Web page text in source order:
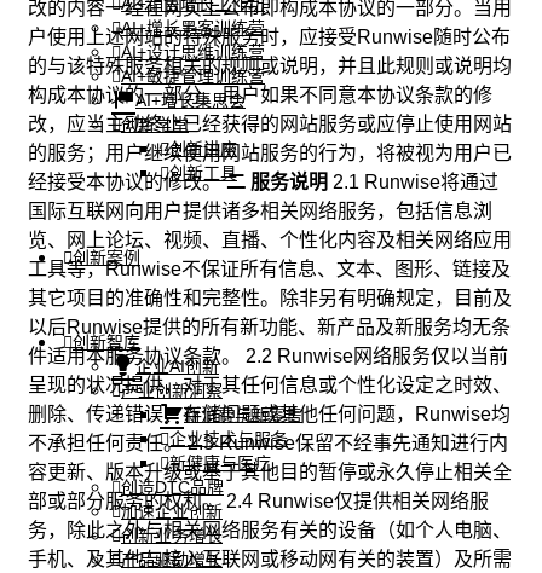
AI+增长黑客训练营
AI+设计思维训练营
AI+敏捷管理训练营
AI+增长集思会
创新学堂
创新讲座
创新工具
创新案例
创新智库
企业AI创新
产业创新洞察
新消费与新零售
企业技术与服务
新健康与医疗
创造DTC品牌
加速企业创新
创新业务增长
产品驱动增长
改的内容一经在网页上公布即构成本协议的一部分。当用
户使用上述网站的特殊服务时，应接受Runwise随时公布
的与该特殊服务相关的规则或说明，并且此规则或说明均
构成本协议的一部分。用户如果不同意本协议条款的修
改，应当主动终止已经获得的网站服务或应停止使用网站
的服务；用户继续使用网站服务的行为，将被视为用户已
经接受本协议的修改。二 服务说明 2.1 Runwise将通过
国际互联网向用户提供诸多相关网络服务，包括信息浏
览、网上论坛、视频、直播、个性化内容及相关网络应用
工具等，Runwise不保证所有信息、文本、图形、链接及
其它项目的准确性和完整性。除非另有明确规定，目前及
以后Runwise提供的所有新功能、新产品及新服务均无条
件适用本服务协议条款。 2.2 Runwise网络服务仅以当前
呈现的状况提供，对于其任何信息或个性化设定之时效、
删除、传递错误、存储问题或其他任何问题，Runwise均
不承担任何责任。 2.3 Runwise保留不经事先通知进行内
容更新、版本升级或基于其他目的暂停或永久停止相关全
部或部分服务的权利。 2.4 Runwise仅提供相关网络服
务，除此之外与相关网络服务有关的设备（如个人电脑、
手机、及其他与接入互联网或移动网有关的装置）及所需